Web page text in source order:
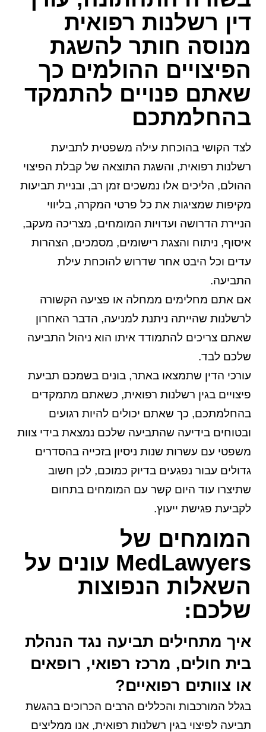
דין רשלנות רפואית
מנוסה חותר להשגת
הפיצויים ההולמים כך
שאתם פנויים להתמקד
בהחלמתכם
לצד הקושי בהוכחת עילה משפטית לתביעת
רשלנות רפואית, והשגת התוצאה של קבלת הפיצוי
ההולם, הליכים אלו נמשכים זמן רב, ובניית תביעות
מקיפות שמציגות את כל פרטי המקרה, בליווי
הניירת הדרושה ועדויות המומחים, מצריכה מעקב,
איסוף, ניתוח והצגת רישומים, מסמכים, הצהרות
עדים וכל היבט אחר שדרוש להוכחת עילת
התביעה.
אם אתם מחלימים ממחלה או פציעה הקשורה
לרשלנות שהייתה ניתנת למניעה, הדבר האחרון
שאתם צריכים להתמודד איתו הוא ניהול התביעה
שלכם לבד.
עורכי הדין שתמצאו באתר, בונים בשמכם תביעת
פיצויים בגין רשלנות רפואית, כשאתם מתמקדים
בהחלמתכם, כך שאתם יכולים להיות רגועים
ובטוחים בידיעה שהתביעה שלכם נמצאת בידי צוות
משפטי עם עשרות שנות ניסיון בזכייה בהסדרים
גדולים עבור נפגעים בדיוק כמוכם, לכן חשוב
שתיצרו עוד היום קשר עם המומחים בתחום
לקביעת פגישת ייעוץ.
המומחים של
MedLawyers עונים על
השאלות הנפוצות
שלכם:
איך מתחילים תביעה נגד הנהלת
בית חולים, מרכז רפואי, רופאים
או צוותים רפואיים?
בגלל המורכבות והכללים הרבים הכרוכים בהגשת
תביעה לפיצוי בגין רשלנות רפואית, אנו ממליצים